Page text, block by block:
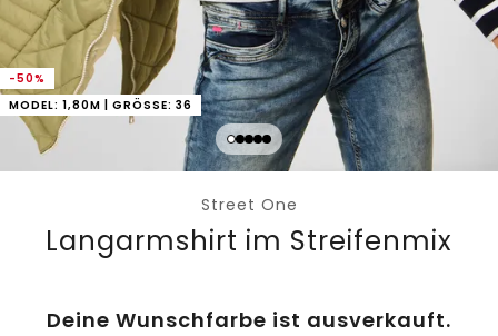
-50%
MODEL: 1,80M | GRÖSSE: 36
Street One
Langarmshirt im Streifenmix
Deine Wunschfarbe ist ausverkauft.